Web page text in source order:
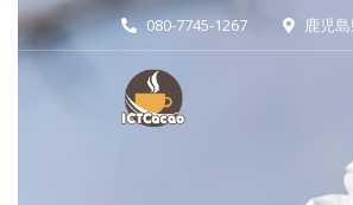
080-7745-1267 鹿児